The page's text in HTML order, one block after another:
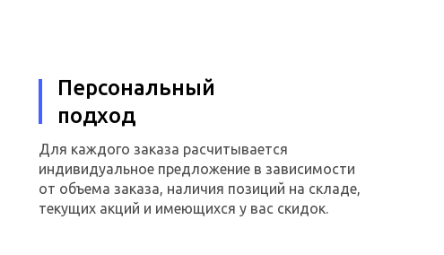
Персональный
подход
Для каждого заказа расчитывается
индивидуальное предложение в зависимости
от объема заказа, наличия позиций на складе,
текущих акций и имеющихся у вас скидок.